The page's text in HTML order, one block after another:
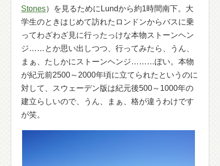
Stones）を見るためにLundから約1時間南下。大
学生のときはじめて訪れたロンドンからバスに乗
ってわざわざ見に行ったっけな本物ストーンヘン
ジ……とか思い出しつつ、行ってみたら、うん、
まぁ、たしかにストーンヘンジ………ぽい。本物
が紀元前2500～2000年頃に立てられたというのに
対して、スウェーデン版は紀元後500～1000年の
建立らしいので、うん、まぁ、格が違うわけです
が笑。